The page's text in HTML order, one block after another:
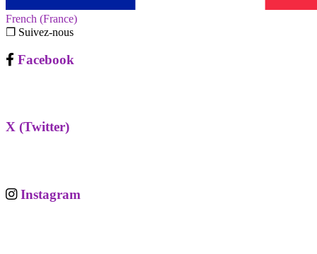
French (France)‎
❐ Suivez-nous
Facebook
X (Twitter)
Instagram